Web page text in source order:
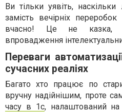
Ви тільки уявіть,
замість вечірніх
вчасно! Це не казка,
впровадження
Переваги
сучасних реаліях
Багато хто працює по
вручну надійнішим, проте
часу в 1с, налаштований на